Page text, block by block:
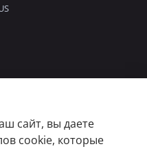
сайт, вы даете
cookie, которые